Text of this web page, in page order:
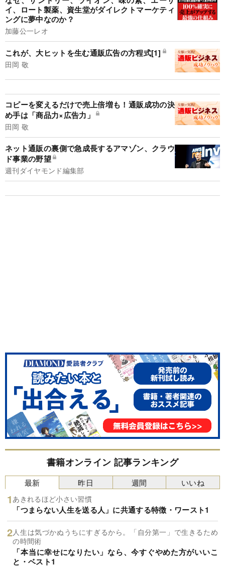
イ、ロート製薬、資生堂がダイレクトマーケティ
ングに夢中なのか？
加藤公一レオ
これが、大ヒットを生む通販広告の方程式[1]
田岡 敬
コピーを変えるだけで売上倍増も！通販成功の決
め手は「商品力×広告力」
田岡 敬
ネット通販の裏側で急成長するアマゾン、クラウ
ド事業の野望
週刊ダイヤモンド編集部
書籍オンライン 記事ランキング
最新
あきれるほど小さい習慣
「つまらない人生を送る人」に共通する特徴・ワースト1
人生は気づかぬうちにすぎるから。「自分第一」で生きるため
の時間術
「本当に幸せになりたい」なら、今すぐやめた方がいいこ
と・ベスト1
昨日 週間 いいね